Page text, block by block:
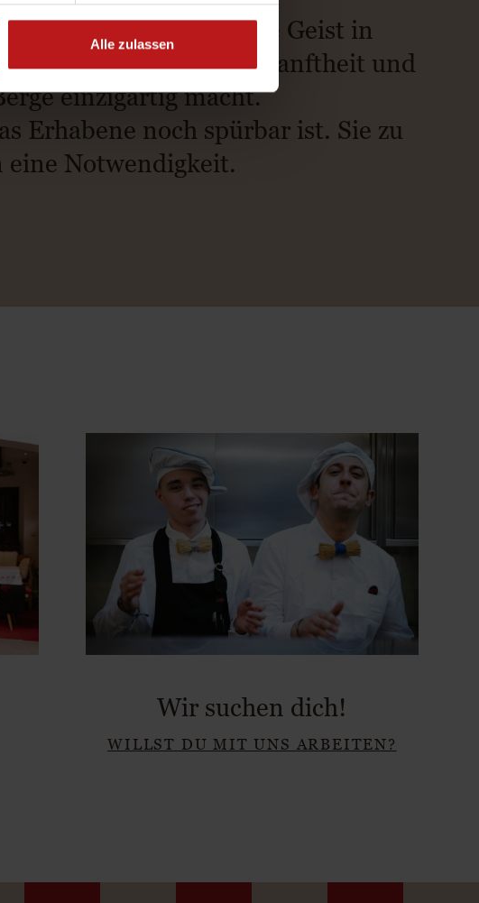
Alle zulassen
will. Wo der ladinische Geist in
Gleichgewicht aus Sanftheit und
einzigartig macht.
Erhabene noch spürbar ist. Sie zu
Notwendigkeit.
Wir suchen dich!
WILLST DU MIT UNS ARBEITEN?